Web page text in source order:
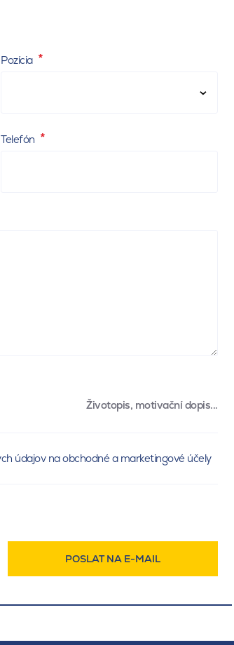
Pozícia
Telefón
Životopis, motivační dopis...
údajov na obchodné a marketingové účely
POSLAT NA E-MAIL